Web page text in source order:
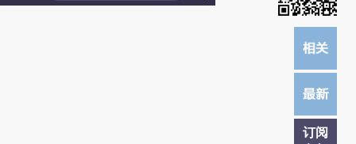
订阅